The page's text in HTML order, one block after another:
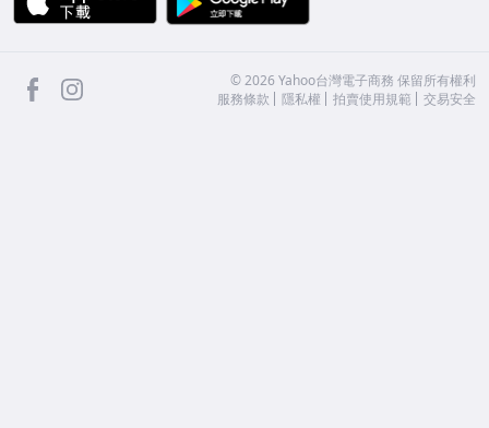
facebook ©2026 Yahoo台灣電子商務 保留所有權利
服務條款
隱私權 拍賣使用規範 交易安全